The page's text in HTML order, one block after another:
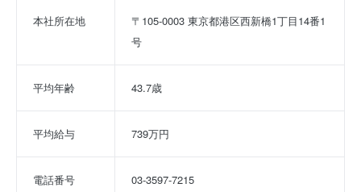
本社所在地
〒105-0003 東京都港区西新橋1丁目14番1
号
平均年齢 43.7歳
平均給与 739万円
電話番号 03-3597-7215